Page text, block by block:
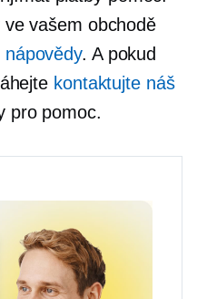
vašem obchodě
. A pokud
kontaktujte náš
pro pomoc.